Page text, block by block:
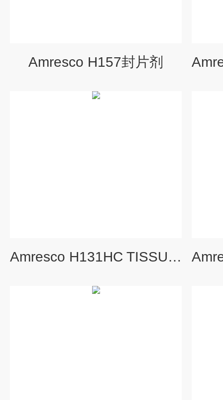
Amresco H157封片剂
Amresco H131HC TISSUE FIXATIVE 1X 20L SIZE